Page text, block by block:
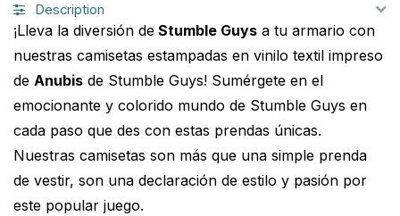
Description
¡Lleva la diversión de Stumble Guys a tu armario con
nuestras camisetas estampadas en vinilo textil impreso
de Anubis de Stumble Guys! Sumérgete en el
emocionante y colorido mundo de Stumble Guys en
cada paso que des con estas prendas únicas.
Nuestras camisetas son más que una simple prenda
de vestir, son una declaración de estilo y pasión por
este popular juego.